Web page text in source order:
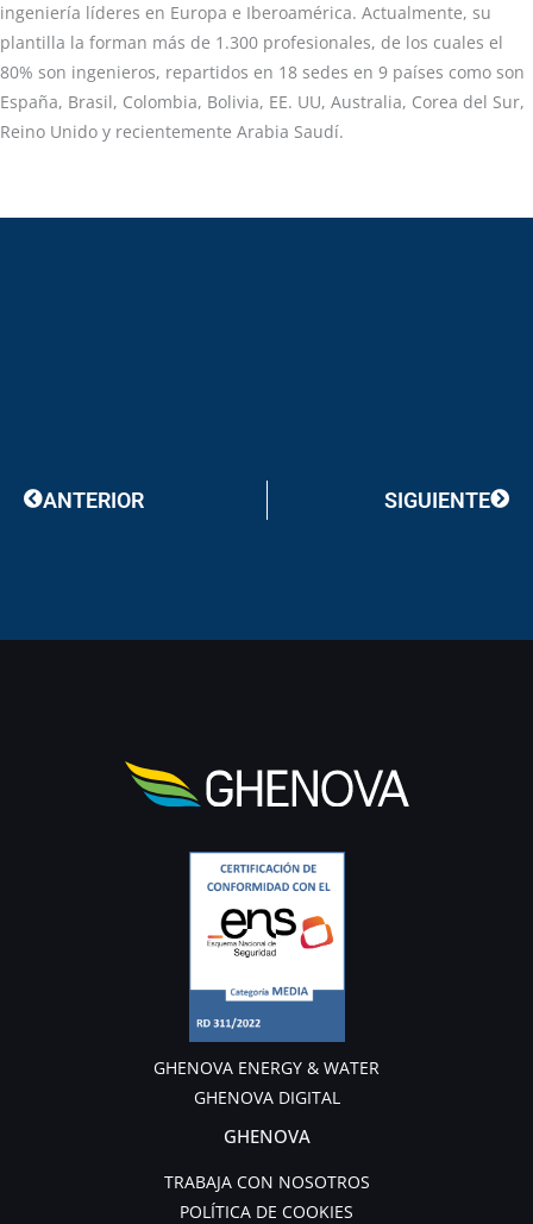
ingeniería líderes en Europa e Iberoamérica. Actualmente, su
plantilla la forman más de 1.300 profesionales, de los cuales el
80% son ingenieros, repartidos en 18 sedes en 9 países como son
España, Brasil, Colombia, Bolivia, EE. UU, Australia, Corea del Sur,
Reino Unido y recientemente Arabia Saudí.
ANTERIOR SIGUIENTE
GHENOVA ENERGY & WATER
GHENOVA DIGITAL
GHENOVA
TRABAJA CON NOSOTROS
POLÍTICA DE COOKIES